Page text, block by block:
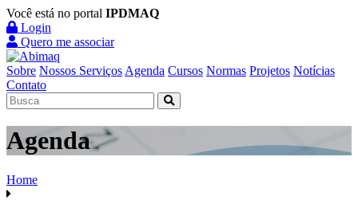
Você está no portal IPDMAQ
Login
Quero me associar
Sobre Nossos Serviços Agenda Cursos Normas Projetos Notícias
Contato
Agenda
Home